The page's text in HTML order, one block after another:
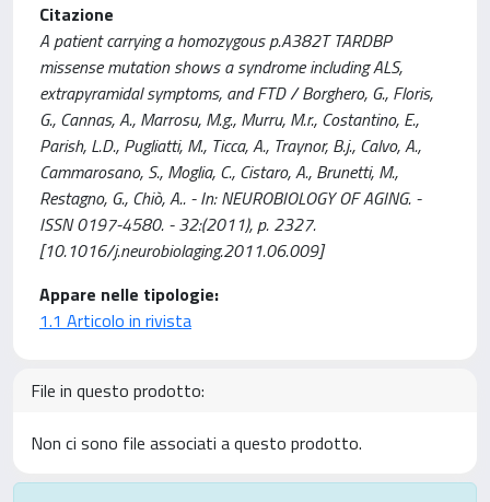
Citazione
A patient carrying a homozygous p.A382T TARDBP
missense mutation shows a syndrome including ALS,
extrapyramidal symptoms, and FTD / Borghero, G., Floris,
G., Cannas, A., Marrosu, M.g., Murru, M.r., Costantino, E.,
Parish, L.D., Pugliatti, M., Ticca, A., Traynor, B.j., Calvo, A.,
Cammarosano, S., Moglia, C., Cistaro, A., Brunetti, M.,
Restagno, G., Chiò, A.. - In: NEUROBIOLOGY OF AGING. -
ISSN 0197-4580. - 32:(2011), p. 2327.
[10.1016/j.neurobiolaging.2011.06.009]
Appare nelle tipologie:
1.1 Articolo in rivista
File in questo prodotto:
Non ci sono file associati a questo prodotto.